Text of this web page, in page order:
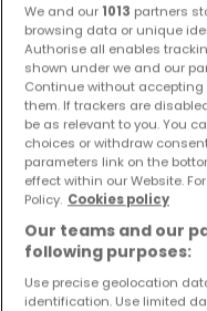
1-Zimmer-Apartment
990 €
25 m² 1 1
We and our 1013 partners
browsing data or unique
Authorise all enables
shown under we and our
Continue without
them. If trackers are
be as relevant to you. You
choices or withdraw
parameters link on the
effect within our Website.
Policy. Cookies policy
Our teams and our
following purposes:
Use precise geolocation
identification. Use limited